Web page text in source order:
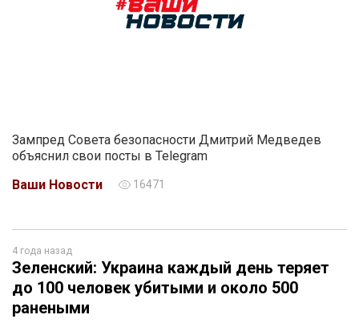
Зампред Совета безопасности Дмитрий Медведев
объяснил свои посты в Telegram
Ваши Новости
16471
4 года назад
Зеленский: Украина каждый день теряет
до 100 человек убитыми и около 500
ранеными